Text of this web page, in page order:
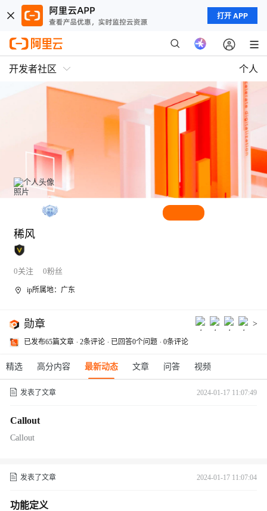
打开 APP
开发者社区 个人
稀风
0关注 0粉丝
ip所属地：广东
勋章 >
已发布65篇文章 2条评论 已回答0个问题 0条评论
精选 高分内容 最新动态 文章 问答 视频
发表了文章 2024-01-17 11:07:49
Callout
Callout
发表了文章 2024-01-17 11:07:04
功能定义